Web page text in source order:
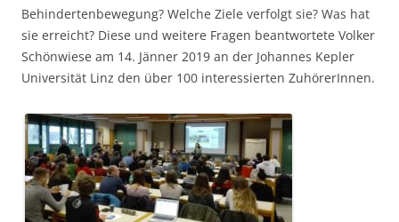
Behindertenbewegung? Welche Ziele verfolgt sie? Was hat
sie erreicht? Diese und weitere Fragen beantwortete Volker
Schönwiese am 14. Jänner 2019 an der Johannes Kepler
Universität Linz den über 100 interessierten ZuhörerInnen.